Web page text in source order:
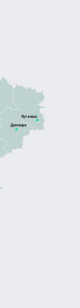
Донецьк
Луганськ